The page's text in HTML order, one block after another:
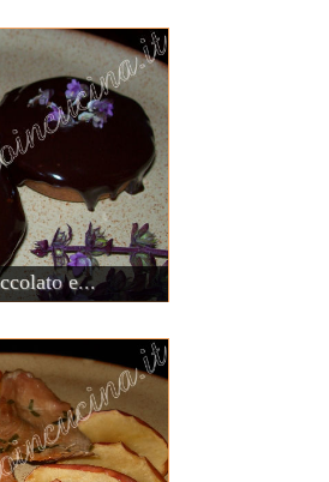
e...